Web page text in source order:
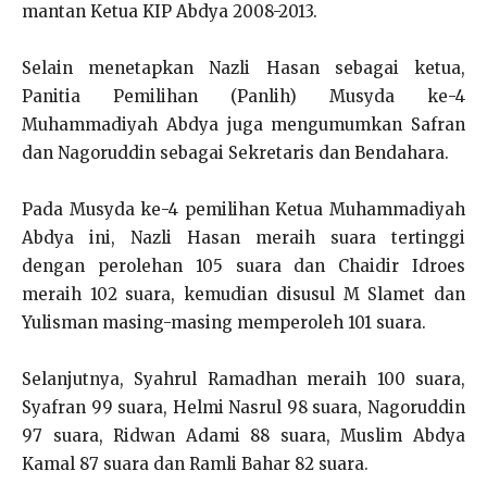
mantan Ketua KIP Abdya 2008-2013.
Selain menetapkan Nazli Hasan sebagai ketua,
Panitia Pemilihan (Panlih) Musyda ke-4
Muhammadiyah Abdya juga mengumumkan Safran
dan Nagoruddin sebagai Sekretaris dan Bendahara.
Pada Musyda ke-4 pemilihan Ketua Muhammadiyah
Abdya ini, Nazli Hasan meraih suara tertinggi
dengan perolehan 105 suara dan Chaidir Idroes
meraih 102 suara, kemudian disusul M Slamet dan
Yulisman masing-masing memperoleh 101 suara.
Selanjutnya, Syahrul Ramadhan meraih 100 suara,
Syafran 99 suara, Helmi Nasrul 98 suara, Nagoruddin
97 suara, Ridwan Adami 88 suara, Muslim Abdya
Kamal 87 suara dan Ramli Bahar 82 suara.